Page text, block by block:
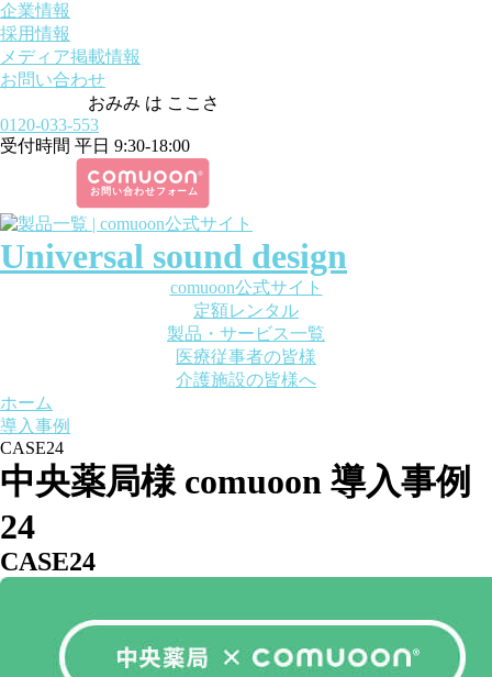
企業情報
採用情報
メディア掲載情報
お問い合わせ
おみみ は ここさ
0120-033-553
受付時間 平日 9:30-18:00
Universal sound design
comuoon公式サイト
定額レンタル
製品・サービス一覧
医療従事者の皆様
介護施設の皆様へ
ホーム
導入事例
CASE24
中央薬局様 comuoon 導入事例
24
CASE24